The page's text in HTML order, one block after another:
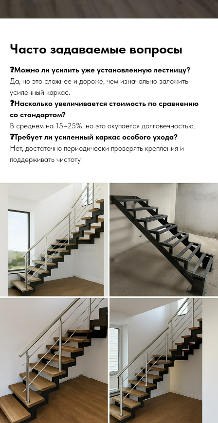
Выезд и ЗD ПРОЕКТбесплатно!
Лестница на
металлокаркасе
обшивку деревом
Москве
Часто задаваемые вопросы
❓Можно ли усилить уже установленную лестницу?
Да, но это сложнее и дороже, чем изначально заложить
усиленный каркас.
❓Насколько увеличивается стоимость по сравнению
со стандартом?
В среднем на 15–25%, но это окупается долговечностью.
❓Требует ли усиленный каркас особого ухода?
Нет, достаточно периодически проверять крепления и
поддерживать чистоту.